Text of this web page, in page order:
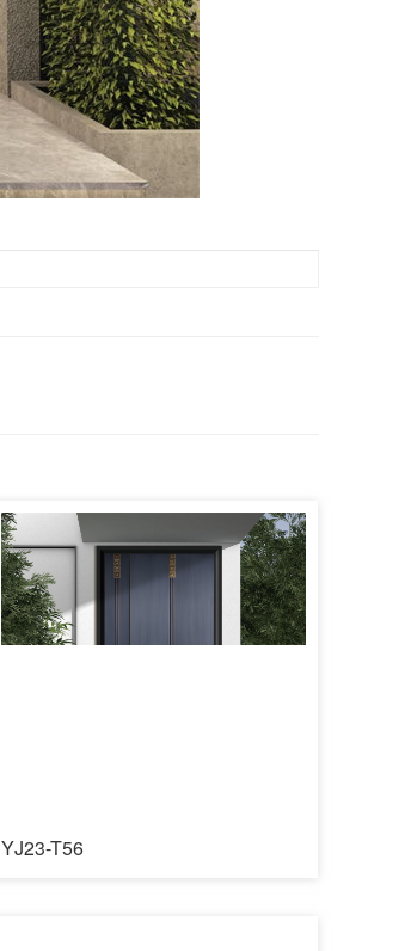
YJ23-T56